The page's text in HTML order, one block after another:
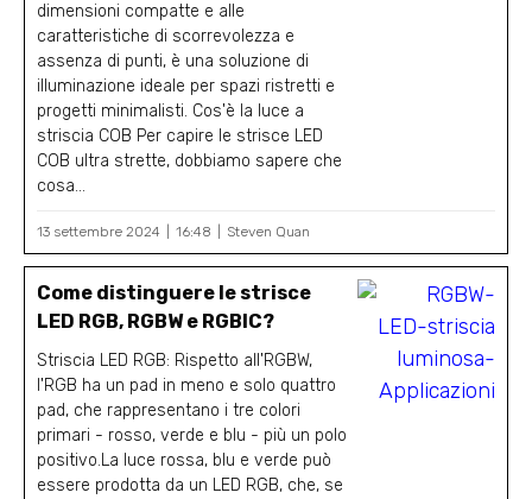
dimensioni compatte e alle
caratteristiche di scorrevolezza e
assenza di punti, è una soluzione di
illuminazione ideale per spazi ristretti e
progetti minimalisti. Cos'è la luce a
striscia COB Per capire le strisce LED
COB ultra strette, dobbiamo sapere che
cosa...
13 settembre 2024 16:48 Steven Quan
Come distinguere le strisce
LED RGB, RGBW e RGBIC?
Striscia LED RGB: Rispetto all'RGBW,
l'RGB ha un pad in meno e solo quattro
pad, che rappresentano i tre colori
primari - rosso, verde e blu - più un polo
positivo.La luce rossa, blu e verde può
essere prodotta da un LED RGB, che, se